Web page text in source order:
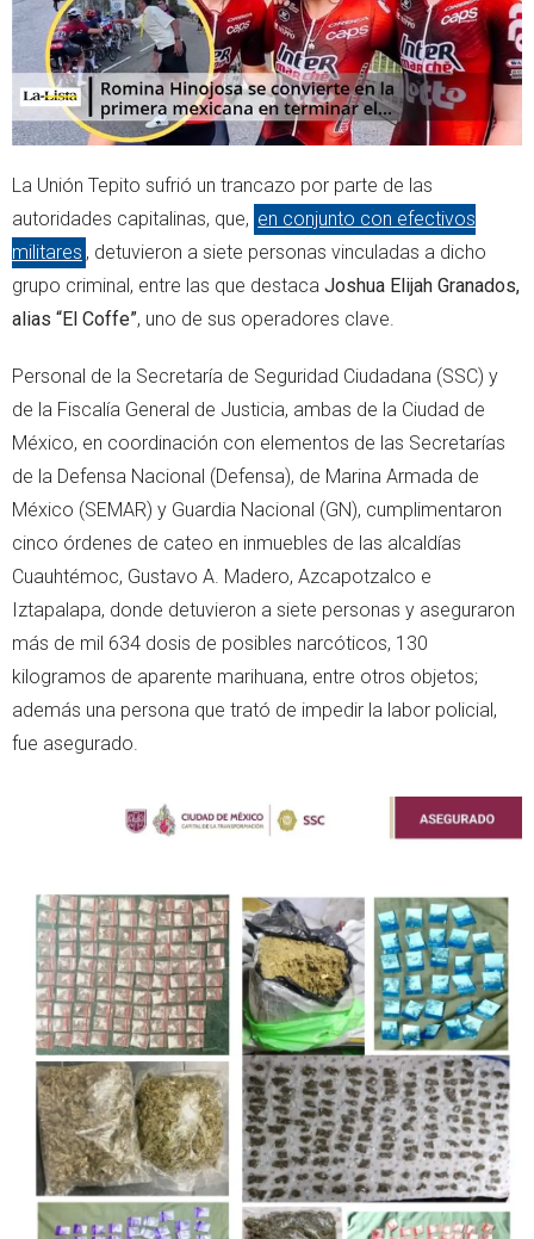
La Unión Tepito sufrió un trancazo por parte de las
autoridades capitalinas, que, en conjunto con efectivos
militares , detuvieron a siete personas vinculadas a dicho
grupo criminal, entre las que destaca Joshua Elijah Granados,
alias “El Coffe”, uno de sus operadores clave.
Personal de la Secretaría de Seguridad Ciudadana (SSC) y
de la Fiscalía General de Justicia, ambas de la Ciudad de
México, en coordinación con elementos de las Secretarías
de la Defensa Nacional (Defensa), de Marina Armada de
México (SEMAR) y Guardia Nacional (GN), cumplimentaron
cinco órdenes de cateo en inmuebles de las alcaldías
Cuauhtémoc, Gustavo A. Madero, Azcapotzalco e
Iztapalapa, donde detuvieron a siete personas y aseguraron
más de mil 634 dosis de posibles narcóticos, 130
kilogramos de aparente marihuana, entre otros objetos;
además una persona que trató de impedir la labor policial,
fue asegurado.